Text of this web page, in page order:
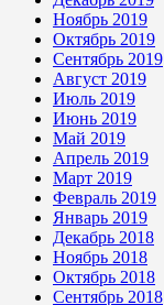
Ноябрь 2019
Октябрь 2019
Сентябрь 2019
Август 2019
Июль 2019
Июнь 2019
Май 2019
Апрель 2019
Март 2019
Февраль 2019
Январь 2019
Декабрь 2018
Ноябрь 2018
Октябрь 2018
Сентябрь 2018